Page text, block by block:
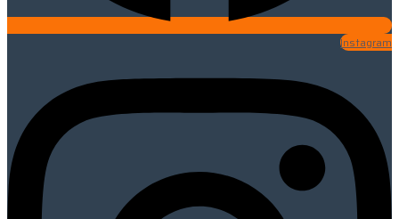
Instagram